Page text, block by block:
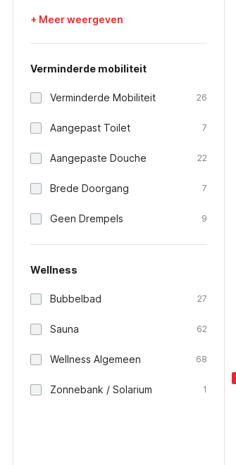
+ Meer weergeven
Verminderde mobiliteit
Verminderde Mobiliteit 26
Aangepast Toilet 7
Aangepaste Douche 22
Brede Doorgang 7
Geen Drempels 9
Wellness
Bubbelbad 27
Sauna 62
Wellness Algemeen 68
Zonnebank / Solarium 1